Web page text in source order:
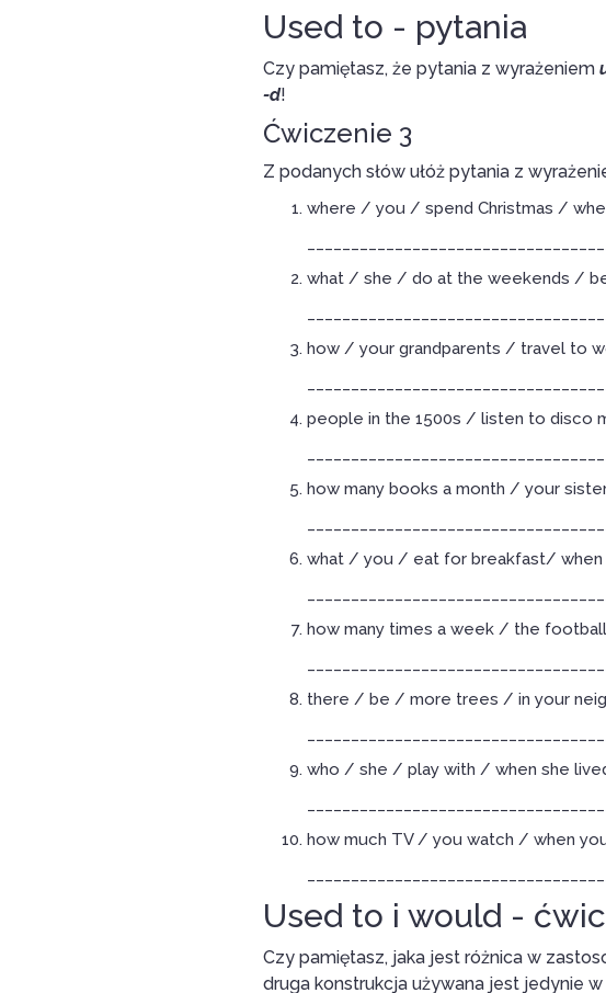
Used to - pytania
Czy pamiętasz, że pytania z wyrażeniem
-d!
Ćwiczenie 3
Z podanych słów ułóż pytania z
where / you / spend Christmas /
what / she / do at the weekends /
how / your grandparents / travel to
people in the 1500s / listen to disco
how many books a month / your
what / you / eat for breakfast/ when
how many times a week / the
there / be / more trees / in your
who / she / play with / when she
how much TV / you watch / when
Used to i would -
Czy pamiętasz, jaka jest różnica w
druga konstrukcja używana jest jedynie